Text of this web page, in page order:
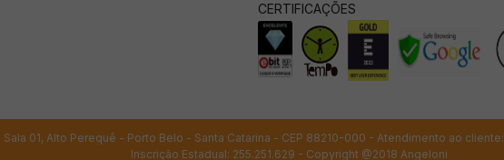
CERTIFICAÇÕES
Sala 01, Alto Perequê - Porto Belo - Santa Catarina - CEP 88210-000 - Atendimento ao cliente:
Inscrição Estadual: 255.251.629 - Copyright @2018 Angeloni